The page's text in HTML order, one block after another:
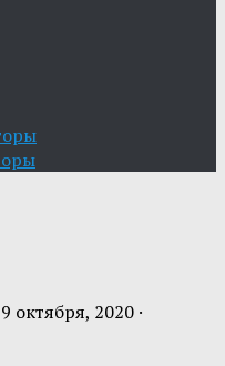
октября, 2020 ·